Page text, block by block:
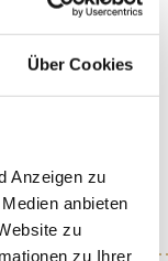
Über Cookies
Anzeigen zu
anbieten
zu
zu Ihrer
DER
SULFITE.